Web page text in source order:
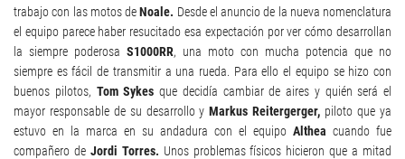
trabajo con las motos deNoale. Desde el anuncio de la nueva nomenclatura
el equipo parece haber resucitado esa expectación por ver cómo desarrollan
la siempre poderosa S1000RR, una moto con mucha potencia que no
siempre es fácil de transmitir a una rueda. Para ello el equipo se hizo con
buenos pilotos, Tom Sykes que decidía cambiar de aires y quién será el
mayor responsable de su desarrollo yMarkus Reitergerger, piloto que ya
estuvo en la marca en su andadura con el equipo Althea cuando fue
compañero de Jordi Torres. Unos problemas físicos hicieron que a mitad